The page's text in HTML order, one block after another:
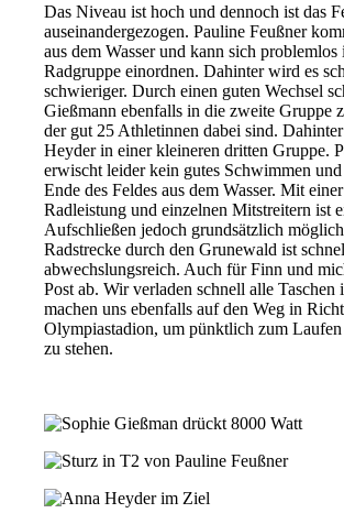
Das Niveau ist hoch und dennoch ist das
auseinandergezogen. Pauline Feußner
aus dem Wasser und kann sich
Radgruppe einordnen. Dahinter wird es
schwieriger. Durch einen guten Wechsel
Gießmann ebenfalls in die zweite Gruppe
der gut 25 Athletinnen dabei sind.
Heyder in einer kleineren dritten Gruppe.
erwischt leider kein gutes Schwimmen
Ende des Feldes aus dem Wasser. Mit
Radleistung und einzelnen Mitstreitern ist
Aufschließen jedoch grundsätzlich
Radstrecke durch den Grunewald ist
abwechslungsreich. Auch für Finn und
Post ab. Wir verladen schnell alle Taschen
machen uns ebenfalls auf den Weg in
Olympiastadion, um pünktlich zum Laufen
zu stehen.